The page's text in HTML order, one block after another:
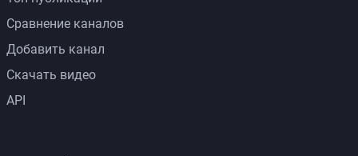
Сравнение каналов
Добавить канал
Скачать видео
API